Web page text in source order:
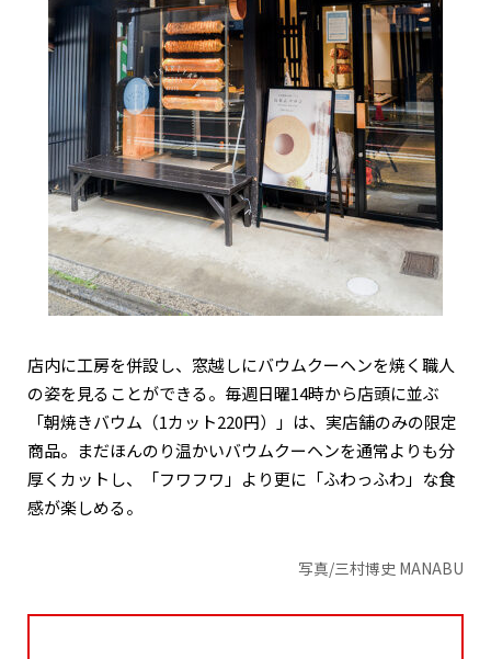
店内に工房を併設し、窓越しにバウムクーヘンを焼く職人
の姿を見ることができる。毎週日曜14時から店頭に並ぶ
「朝焼きバウム（1カット220円）」は、実店舗のみの限定
商品。まだほんのり温かいバウムクーヘンを通常よりも分
厚くカットし、「フワフワ」より更に「ふわっふわ」な食
感が楽しめる。
写真/三村博史 MANABU